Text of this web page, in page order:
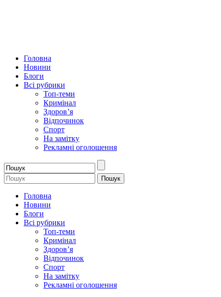
Головна
Новини
Блоги
Всі рубрики
Топ-теми
Кримінал
Здоров’я
Відпочинок
Спорт
На замітку
Рекламні оголошення
Головна
Новини
Блоги
Всі рубрики
Топ-теми
Кримінал
Здоров’я
Відпочинок
Спорт
На замітку
Рекламні оголошення